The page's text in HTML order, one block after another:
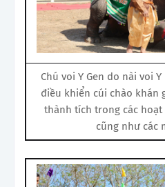
Chú voi Y Gen do nài voi Y
điều khiển cúi chào khán
thành tích trong các
cũng như các